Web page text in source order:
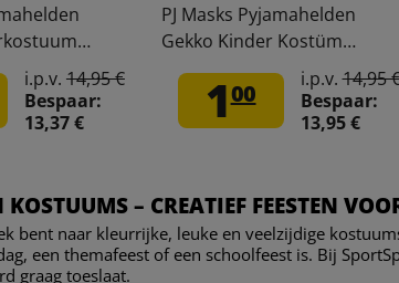
i.p.v. 14,95 €
Bespaar:
13,37 €
PJ Masks Pyjamahelden
Gekko Kinder Kostüm
9903737
100 i.p.v.14,95
Bespaar:
13,95 €
– CREATIEF FEESTEN
bent naar kleurrijke, leuke en veelzijdige
een themafeest of een schoolfeest is. Bij
graag toeslaat.